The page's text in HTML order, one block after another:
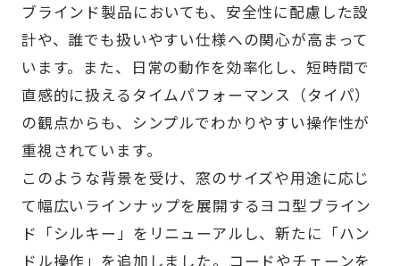
ブラインド製品においても、安全性に配慮した設
計や、誰でも扱いやすい仕様への関心が高まって
います。また、日常の動作を効率化し、短時間で
直感的に扱えるタイムパフォーマンス（タイパ）
の観点からも、シンプルでわかりやすい操作性が
重視されています。
このような背景を受け、窓のサイズや用途に応じ
て幅広いラインナップを展開するヨコ型ブライン
ド「シルキー」をリニューアルし、新たに「ハン
ドル操作」を追加しました。コードやチェーンを